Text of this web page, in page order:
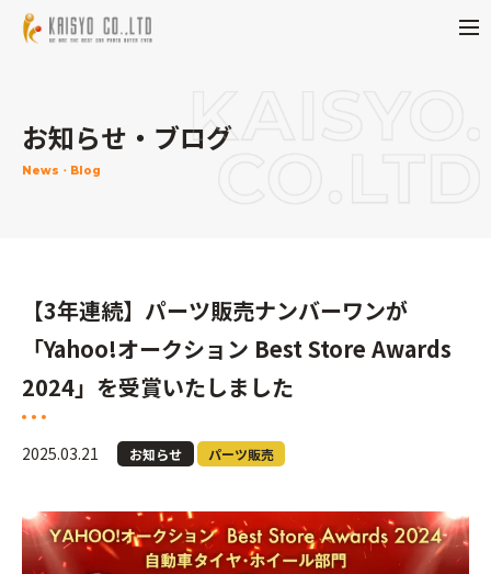
お知らせ・ブログ
News・Blog
【3年連続】パーツ販売ナンバーワンが
「Yahoo!オークション Best Store Awards
2024」を受賞いたしました
2025.03.21 お知らせ パーツ販売